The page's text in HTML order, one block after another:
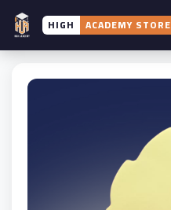
HIGH ACADEMY STORE